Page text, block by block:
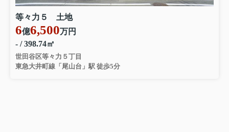
等々力５ 土地
6億6,500万円
- / 398.74㎡
世田谷区等々力５丁目
東急大井町線「尾山台」駅 徒歩5分